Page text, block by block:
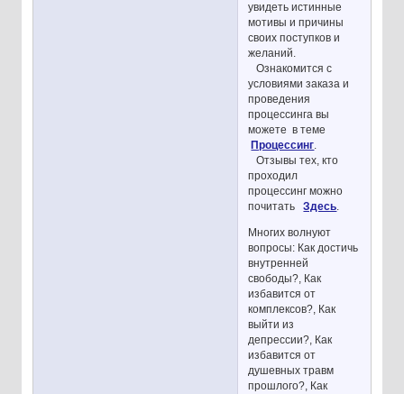
увидеть истинные
мотивы и причины
своих поступков и
желаний.
Ознакомится с
условиями заказа и
проведения
процессинга вы
можете в теме
Процессинг.
Отзывы тех, кто
проходил
процессинг можно
почитатьЗдесь.
Многих волнуют
вопросы: Как достичь
внутренней
свободы?, Как
избавится от
комплексов?, Как
выйти из
депрессии?, Как
избавится от
душевных травм
прошлого?, Как